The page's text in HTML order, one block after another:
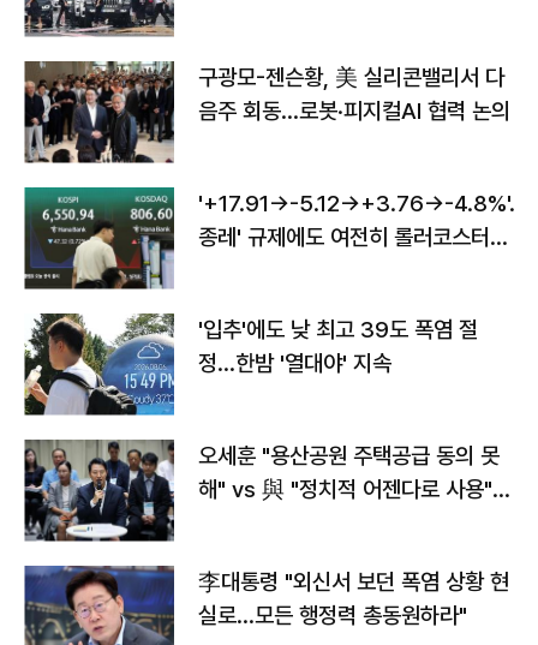
구광모-젠슨황, 美 실리콘밸리서 다
음주 회동…로봇·피지컬AI 협력 논의
'+17.91→-5.12→+3.76→-4.8%'…'
종레' 규제에도 여전히 롤러코스터
'입추'에도 낮 최고 39도 폭염 절
정…한밤 '열대야' 지속
오세훈 "용산공원 주택공급 동의 못
해" vs 與 "정치적 어젠다로 사용"
李대통령 "외신서 보던 폭염 상황 현
실로…모든 행정력 총동원하라"